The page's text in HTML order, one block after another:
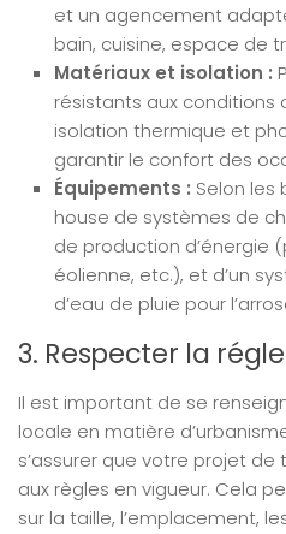
et un agencement
bain, cuisine, espace de
Matériaux et isolation :
résistants aux conditions
isolation thermique et
garantir le confort des
Équipements : Selon les
house de systèmes de
de production d’énergie
éolienne, etc.), et d’un
d’eau de pluie pour
3. Respecter la
Il est important de se
locale en matière
s’assurer que votre projet
aux règles en vigueur. Cela
sur la taille, l’emplacement,